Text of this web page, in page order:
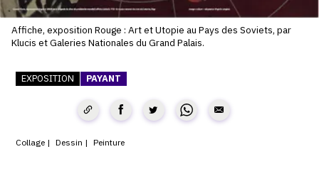
À PROPOS D'OAM
CONTACT
Affiche, exposition Rouge : Art et Utopie au Pays des Soviets, par
Klucis et Galeries Nationales du Grand Palais.
EXPOSITION PAYANT
Collage Dessin Peinture